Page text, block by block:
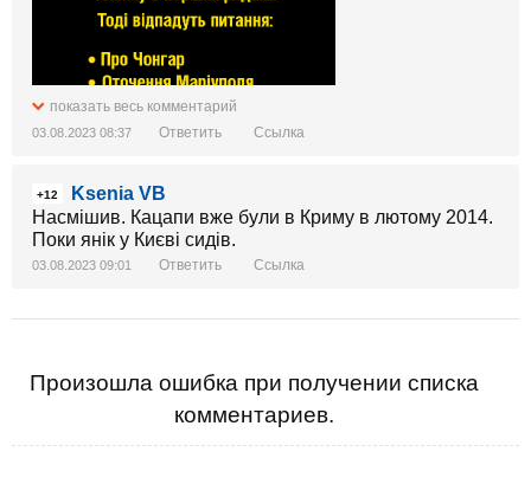
показать весь комментарий
03.08.2023 08:37 Ответить Ссылка
+12
Ksenia VB
Насмішив. Кацапи вже були в Криму в лютому 2014.
Поки янік у Києві сидів.
03.08.2023 09:01 Ответить Ссылка
Произошла ошибка при получении списка
комментариев.